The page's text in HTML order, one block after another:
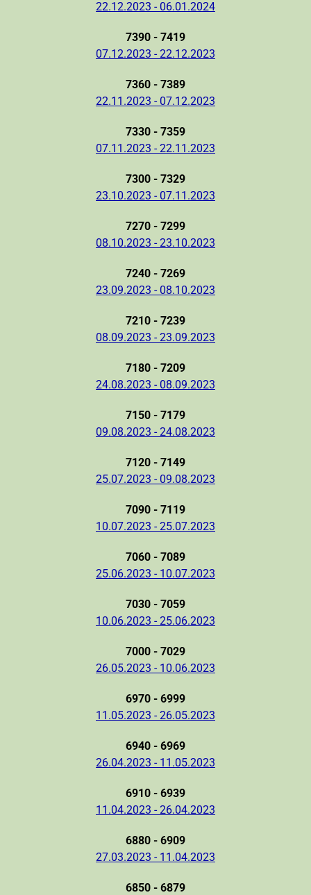
22.12.2023 - 06.01.2024
7390 - 7419
07.12.2023 - 22.12.2023
7360 - 7389
22.11.2023 - 07.12.2023
7330 - 7359
07.11.2023 - 22.11.2023
7300 - 7329
23.10.2023 - 07.11.2023
7270 - 7299
08.10.2023 - 23.10.2023
7240 - 7269
23.09.2023 - 08.10.2023
7210 - 7239
08.09.2023 - 23.09.2023
7180 - 7209
24.08.2023 - 08.09.2023
7150 - 7179
09.08.2023 - 24.08.2023
7120 - 7149
25.07.2023 - 09.08.2023
7090 - 7119
10.07.2023 - 25.07.2023
7060 - 7089
25.06.2023 - 10.07.2023
7030 - 7059
10.06.2023 - 25.06.2023
7000 - 7029
26.05.2023 - 10.06.2023
6970 - 6999
11.05.2023 - 26.05.2023
6940 - 6969
26.04.2023 - 11.05.2023
6910 - 6939
11.04.2023 - 26.04.2023
6880 - 6909
27.03.2023 - 11.04.2023
6850 - 6879